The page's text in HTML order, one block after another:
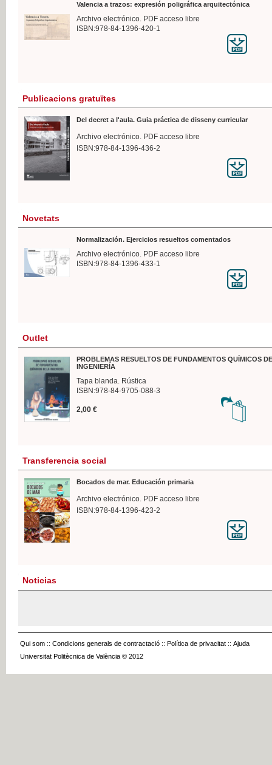
Valencia a trazos: expresión poligráfica arquitectónica
Archivo electrónico. PDF acceso libre
ISBN:978-84-1396-420-1
Publicacions gratuïtes
Del decret a l'aula. Guia práctica de disseny curricular
Archivo electrónico. PDF acceso libre
ISBN:978-84-1396-436-2
Novetats
Normalización. Ejercicios resueltos comentados
Archivo electrónico. PDF acceso libre
ISBN:978-84-1396-433-1
Outlet
PROBLEMAS RESUELTOS DE FUNDAMENTOS QUÍMICOS
INGENIERÍA
Tapa blanda. Rústica
ISBN:978-84-9705-088-3
2,00 €
Transferencia social
Bocados de mar. Educación primaria
Archivo electrónico. PDF acceso libre
ISBN:978-84-1396-423-2
Noticias
Qui som :: Condicions generals de contractació :: Política de privacitat :: Ajuda
Universitat Politècnica de València © 2012